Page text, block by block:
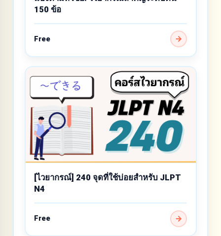
150 ข้อ
Free
[ไวยากรณ์] 240 จุดที่ใช้บ่อยสำหรับ JLPT
N4
Free